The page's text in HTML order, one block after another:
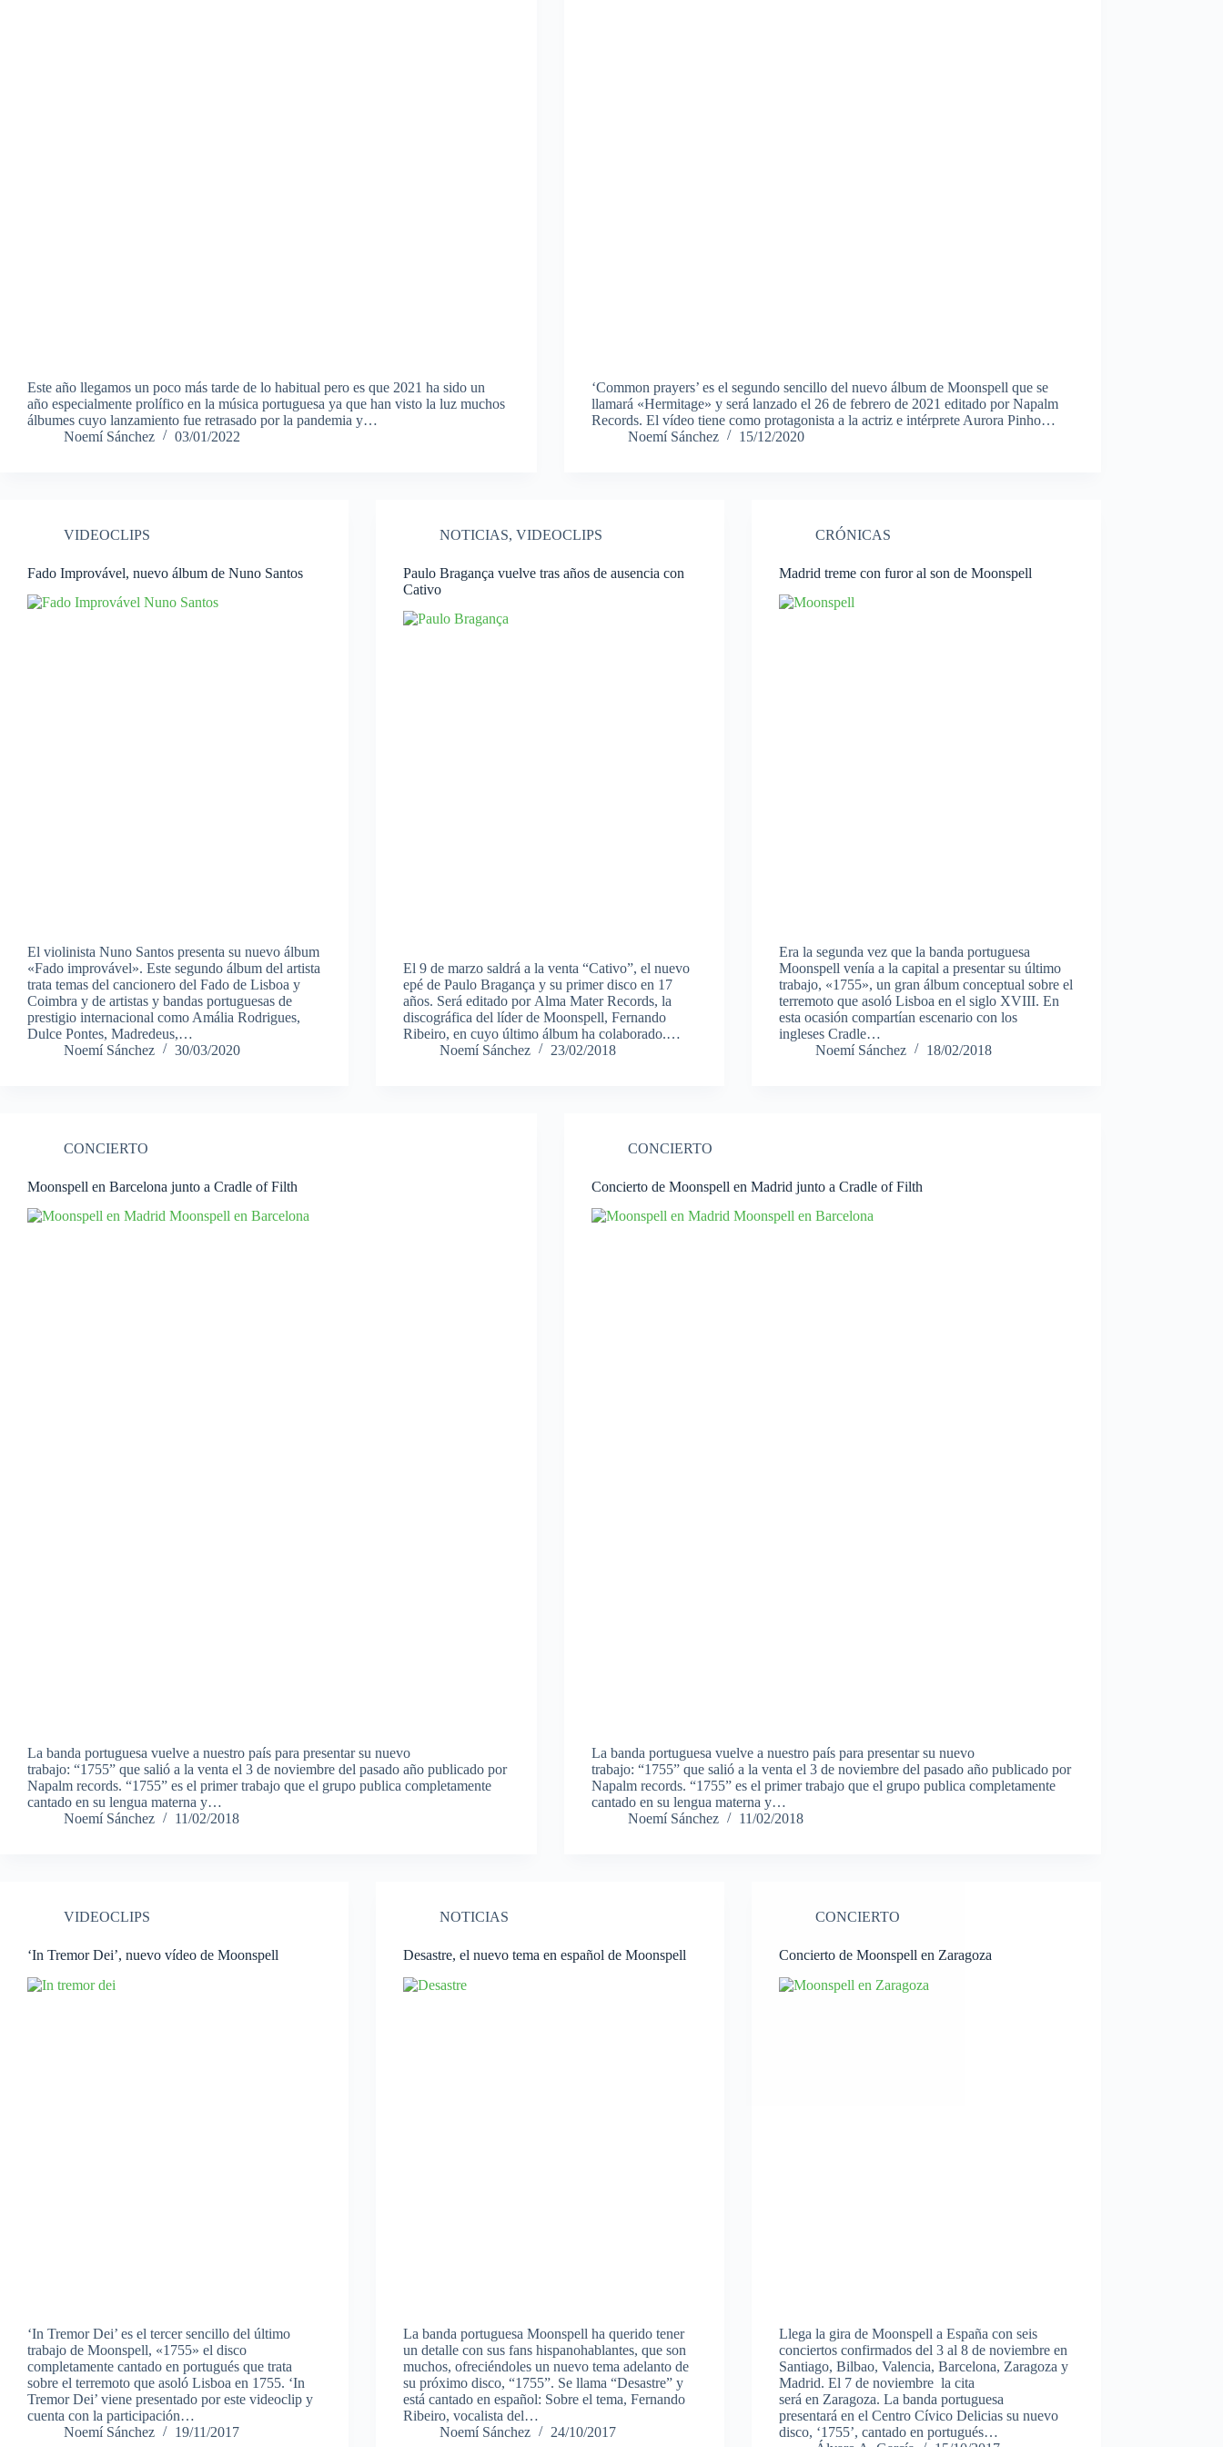
Este año llegamos un poco más tarde de lo habitual pero es que 2021 ha sido un
año especialmente prolífico en la música portuguesa ya que han visto la luz muchos
álbumes cuyo lanzamiento fue retrasado por la pandemia y…
Noemí Sánchez
03/01/2022
‘Common prayers’ es el segundo sencillo del nuevo álbum de Moonspell que se
llamará «Hermitage» y será lanzado el 26 de febrero de 2021 editado por Napalm
Records. El vídeo tiene como protagonista a la actriz e intérprete Aurora Pinho…
Noemí Sánchez
15/12/2020
VIDEOCLIPS
Fado Improvável, nuevo álbum de Nuno Santos
El violinista Nuno Santos presenta su nuevo álbum
«Fado improvável». Este segundo álbum del artista
trata temas del cancionero del Fado de Lisboa y
Coimbra y de artistas y bandas portuguesas de
prestigio internacional como Amália Rodrigues,
Dulce Pontes, Madredeus,…
Noemí Sánchez
30/03/2020
NOTICIAS,VIDEOCLIPS
Paulo Bragança vuelve tras años de ausencia con
Cativo
El 9 de marzo saldrá a la venta “Cativo”, el nuevo
epé de Paulo Bragança y su primer disco en 17
años. Será editado por Alma Mater Records, la
discográfica del líder de Moonspell, Fernando
Ribeiro, en cuyo último álbum ha colaborado.…
Noemí Sánchez
23/02/2018
CRÓNICAS
Madrid treme con furor al son de Moonspell
Era la segunda vez que la banda portuguesa
Moonspell venía a la capital a presentar su último
trabajo, «1755», un gran álbum conceptual sobre el
terremoto que asoló Lisboa en el siglo XVIII. En
esta ocasión compartían escenario con los
ingleses Cradle…
Noemí Sánchez
18/02/2018
CONCIERTO
Moonspell en Barcelona junto a Cradle of Filth
La banda portuguesa vuelve a nuestro país para presentar su nuevo
trabajo: “1755” que salió a la venta el 3 de noviembre del pasado año publicado por
Napalm records. “1755” es el primer trabajo que el grupo publica completamente
cantado en su lengua materna y…
Noemí Sánchez
11/02/2018
CONCIERTO
Concierto de Moonspell en Madrid junto a Cradle of Filth
La banda portuguesa vuelve a nuestro país para presentar su nuevo
trabajo: “1755” que salió a la venta el 3 de noviembre del pasado año publicado por
Napalm records. “1755” es el primer trabajo que el grupo publica completamente
cantado en su lengua materna y…
Noemí Sánchez
11/02/2018
VIDEOCLIPS
‘In Tremor Dei’, nuevo vídeo de Moonspell
‘In Tremor Dei’ es el tercer sencillo del último
trabajo de Moonspell, «1755» el disco
completamente cantado en portugués que trata
sobre el terremoto que asoló Lisboa en 1755. ‘In
Tremor Dei’ viene presentado por este videoclip y
cuenta con la participación…
Noemí Sánchez
19/11/2017
NOTICIAS
Desastre, el nuevo tema en español de Moonspell
La banda portuguesa Moonspell ha querido tener
un detalle con sus fans hispanohablantes, que son
muchos, ofreciéndoles un nuevo tema adelanto de
su próximo disco, “1755”. Se llama “Desastre” y
está cantado en español: Sobre el tema, Fernando
Ribeiro, vocalista del…
Noemí Sánchez
24/10/2017
CONCIERTO
Concierto de Moonspell en Zaragoza
Llega la gira de Moonspell a España con seis
conciertos confirmados del 3 al 8 de noviembre en
Santiago, Bilbao, Valencia, Barcelona, Zaragoza y
Madrid. El 7 de noviembre la cita
será en Zaragoza. La banda portuguesa
presentará en el Centro Cívico Delicias su nuevo
disco, ‘1755’, cantado en portugués…